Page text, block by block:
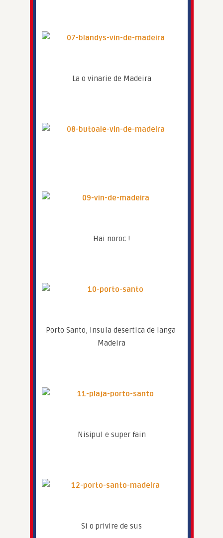
La o vinarie de Madeira
Hai noroc !
Porto Santo, insula desertica de langa
Madeira
Nisipul e super fain
Si o privire de sus